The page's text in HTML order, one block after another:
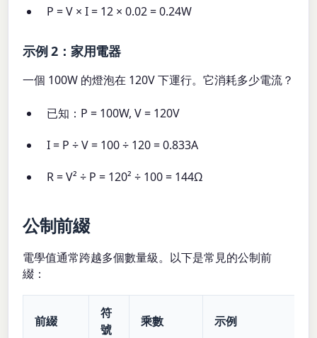
P = V × I = 12 × 0.02 = 0.24W
示例 2：家用電器
一個 100W 的燈泡在 120V 下運行。它消耗多少電流？
已知：P = 100W, V = 120V
I = P ÷ V = 100 ÷ 120 = 0.833A
R = V² ÷ P = 120² ÷ 100 = 144Ω
公制前綴
電學值通常跨越多個數量級。以下是常見的公制前
綴：
前綴
符
號
乘數 示例